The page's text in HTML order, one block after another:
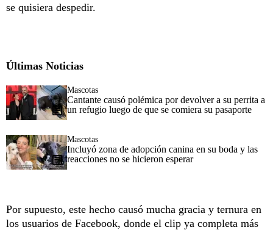
se quisiera despedir.
Últimas Noticias
Mascotas
Cantante causó polémica por devolver a su perrita a
un refugio luego de que se comiera su pasaporte
Mascotas
Incluyó zona de adopción canina en su boda y las
reacciones no se hicieron esperar
Por supuesto, este hecho causó mucha gracia y ternura en
los usuarios de Facebook, donde el clip ya completa más